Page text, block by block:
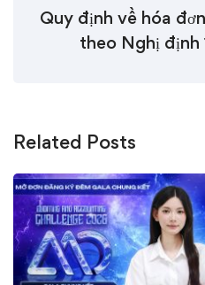
Quy định về hóa
theo Nghị
Related Posts